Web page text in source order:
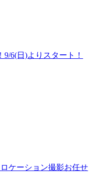
6(日)よりスタート！
ケーション撮影お任せ